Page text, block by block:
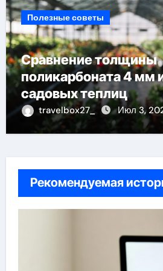
Полезные советы
Сравнение толщины
поликарбоната 4 мм
садовых теплиц
travelbox27_ Июл 3,
Рекомендуемая